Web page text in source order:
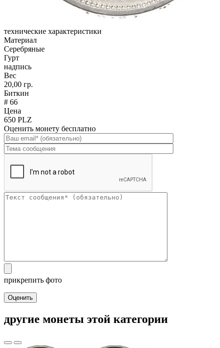
технические характеристики
Материал
Серебряные
Гурт
надпись
Вес
20,00 гр.
Биткин
# 66
Цена
650 PLZ
Оценить монету бесплатно
прикрепить фото
Оценить
другие монеты этой категории